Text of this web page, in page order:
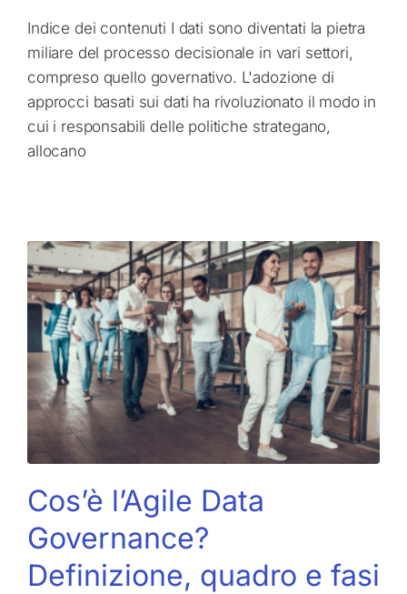
Indice dei contenuti I dati sono diventati la pietra
miliare del processo decisionale in vari settori,
compreso quello governativo. L'adozione di
approcci basati sui dati ha rivoluzionato il modo in
cui i responsabili delle politiche strategano,
allocano
Cos’è l’Agile Data
Governance?
Definizione, quadro e fasi